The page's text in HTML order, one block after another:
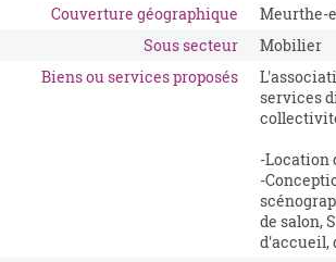
Couverture géographique
Meurthe-
Sous secteur
Mobilier
Biens ou services proposés
services
-Location
-
de salon,
d'accueil,